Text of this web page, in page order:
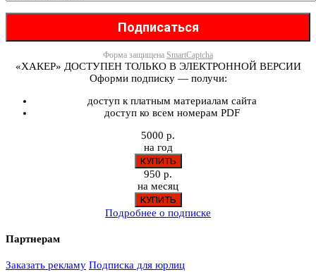
Форма защищена SmartCaptcha
«ХАКЕР» ДОСТУПЕН ТОЛЬКО В ЭЛЕКТРОННОЙ ВЕРСИИ
Оформи подписку — получи:
доступ к платным материалам сайта
доступ ко всем номерам PDF
5000 р.
на год
950 р.
на месяц
Подробнее о подписке
Партнерам
Заказать рекламу Подписка для юрлиц